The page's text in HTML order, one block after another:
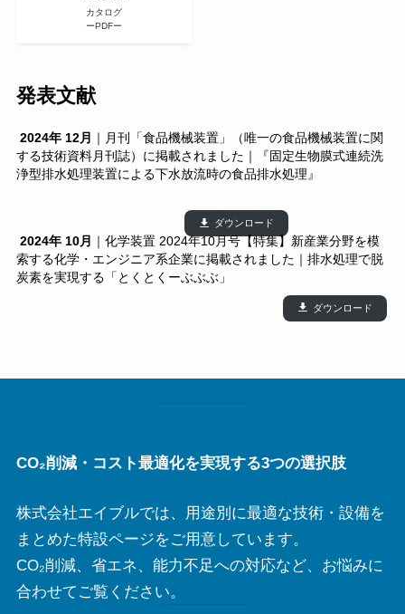
カタログ
ーPDFー
発表文献
2024年 12月
｜月刊「食品機械装置」（唯一の食品機械装置に関
する技術資料月刊誌）に掲載されました｜『固定生物膜式連続洗
浄型排水処理装置による下水放流時の食品排水処理』
ダウンロード
2024年 10月
｜化学装置 2024年10月号【特集】新産業分野を模
索する化学・エンジニア系企業に掲載されました｜排水処理で脱
炭素を実現する「とくとくーぶぶぶ」
ダウンロード
CO₂削減・コスト最適化を実現する3つの選択肢
株式会社エイブルでは、用途別に最適な技術・設備を
まとめた特設ページをご用意しています。
CO₂削減、省エネ、能力不足への対応など、お悩みに
合わせてご覧ください。